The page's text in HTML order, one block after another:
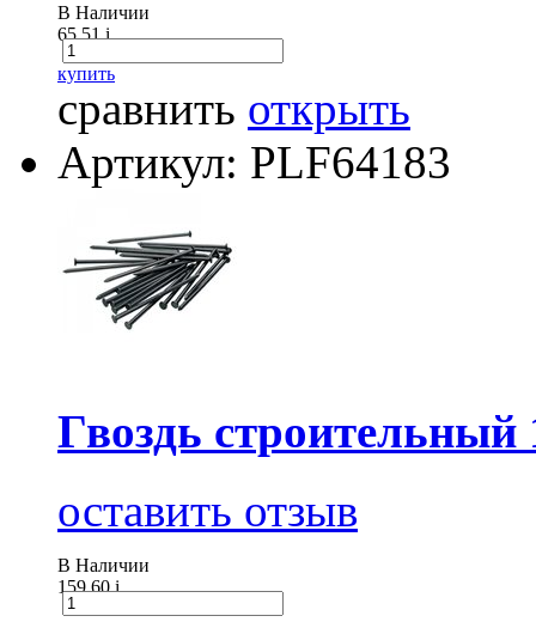
В Наличии
65.51i
купить
сравнить открыть
Артикул: PLF64183
Гвоздь строительный
оставить отзыв
В Наличии
159.60i